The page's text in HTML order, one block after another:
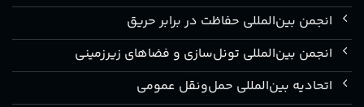
انجمن بین‌المللی حفاظت در برابر حریق
انجمن بین‌المللی تونل‌سازی و فضاهای زیرزمینی
اتحادیه بین‌المللی حمل‌ونقل عمومی